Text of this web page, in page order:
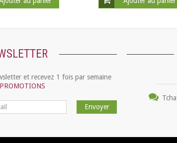
et recevez 1 fois par semaine
PROMOTIONS
Envoyer